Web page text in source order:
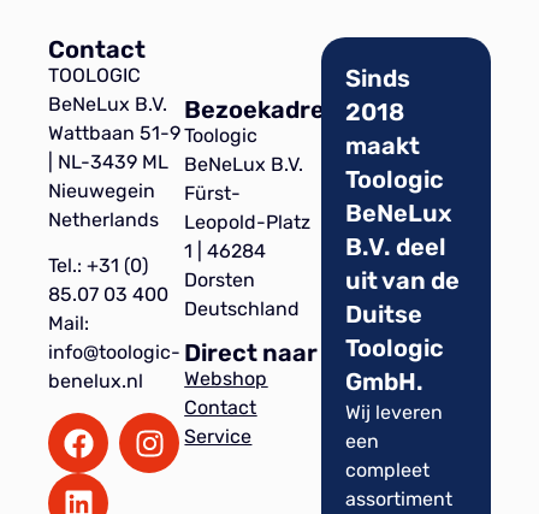
Contact
TOOLOGIC
BeNeLux B.V.
Wattbaan 51-9
| NL-3439 ML
Nieuwegein
Netherlands
Tel.: +31 (0)
85.07 03 400
Mail:
info@toologic-
benelux.nl
Bezoekadres
Toologic
BeNeLux B.V.
Fürst-
Leopold-Platz
1 | 46284
Dorsten
Deutschland
Direct naar
Webshop
Contact
Service
Sinds
2018
maakt
Toologic
BeNeLux
B.V. deel
uit van de
Duitse
Toologic
GmbH.
Wij leveren
een
compleet
assortiment